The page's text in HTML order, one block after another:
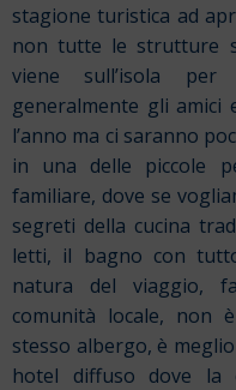
stagione turistica ad
non tutte le strutture
viene sull’isola
generalmente gli
l’anno ma ci saranno
in una delle piccole
familiare, dove se
segreti della cucina
letti, il bagno con
natura del viaggio,
comunità locale, non
stesso albergo, è
hotel diffuso dove la